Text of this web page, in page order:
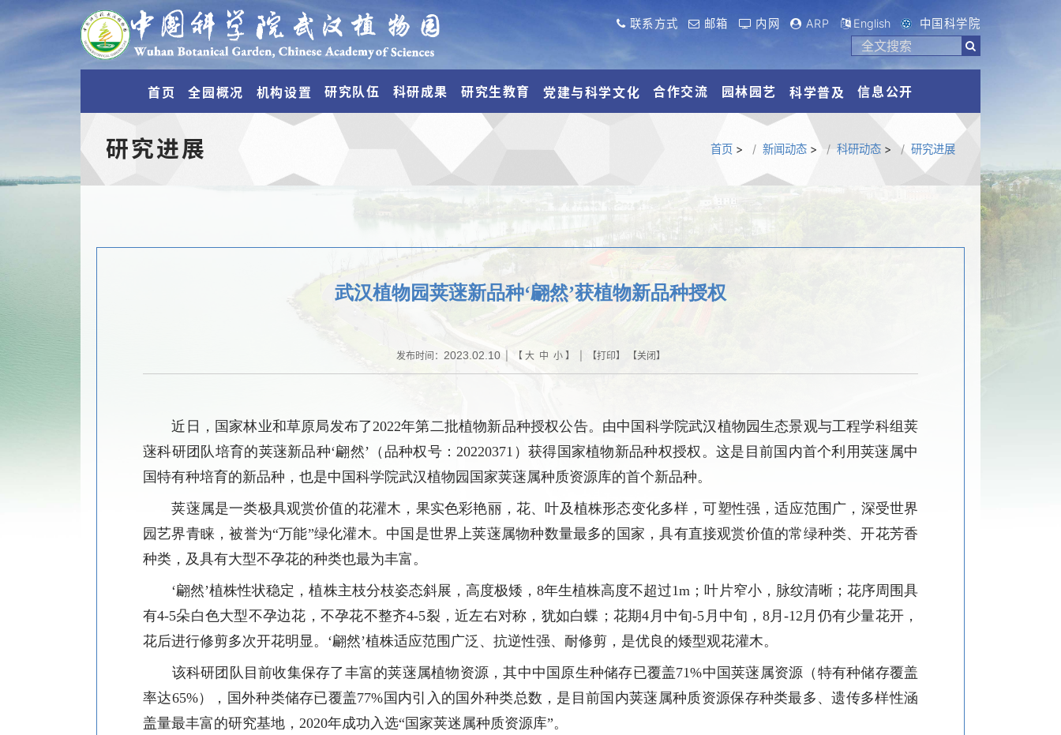
联系方式 邮箱 内网 ARP English 中国科学院
首页 全园概况 机构设置 研究队伍 科研成果 研究生教育 党建与科学文化 合作交流 园林园艺 科学普及 信息公开
研究进展 首页> 新闻动态> 科研动态> 研究进展
武汉植物园荚蒾新品种‘翩然’获植物新品种授权
发布时间： 2023.02.10| 【 大 中 小】 | 【打印】 【关闭】
近日，国家林业和草原局发布了2022年第二批植物新品种授权公告。由中国科学院武汉植物园生态景观与工程学科组荚
蒾科研团队培育的荚蒾新品种‘翩然’（品种权号：20220371）获得国家植物新品种权授权。这是目前国内首个利用荚蒾属中
国特有种培育的新品种，也是中国科学院武汉植物园国家荚蒾属种质资源库的首个新品种。
荚蒾属是一类极具观赏价值的花灌木， 果实色彩艳丽， 花、 叶及植株形态变化多样，可塑性强，适应范围广 ， 深受世界
园艺界青睐，被誉为“万能”绿化灌木。 中国是世界上荚蒾属物种数量最多的国家 ，具有直接观赏价值的常绿种类、开花芳香
种类，及具有大型不孕花的种类也最为丰富。
‘翩然’植株性状稳定，植株主枝分枝姿态斜展，高度极矮，8年生植株高度不超过1m；叶片窄小，脉纹清晰；花序周围具
有4-5朵白色大型不孕边花，不孕花不整齐4-5裂，近左右对称，犹如白蝶；花期4月中旬-5月中旬，8月-12月仍有少量花开，
花后进行修剪多次开花明显。‘翩然’植株适应范围广泛、抗逆性强、耐修剪，是优良 的矮型观花灌木。
该科研团队目前收集保存了丰富的荚蒾属植物资源，其中中国原生种储存已覆盖71%中国荚蒾属资源（特有种储存覆盖
率达65%），国外种类储存已覆盖77%国内引入的国外种类总数，是目前国内荚蒾属种质资源保存种类最多、遗传多样性涵
盖量最丰富的研究基地，2020年成功入选“国家荚迷属种质资源库”。